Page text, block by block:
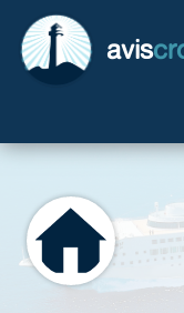
avis